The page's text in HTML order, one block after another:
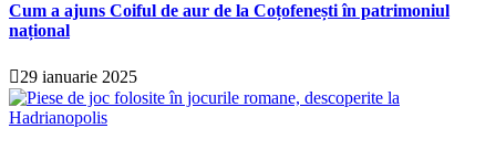
Cum a ajuns Coiful de aur de la Coțofenești în patrimoniul
național
29 ianuarie 2025